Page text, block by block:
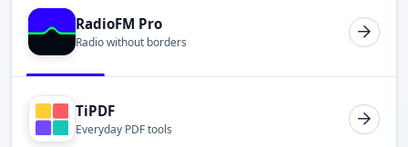
RadioFM Pro
Radio without borders
TiPDF
Everyday PDF tools